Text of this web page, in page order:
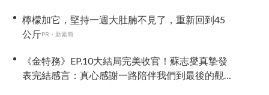
檸檬加它，堅持一週大肚腩不見了，重新回到45
公斤PR・新素簡
《金特務》EP.10大結局完美收官！蘇志燮真摯發
表完結感言：真心感謝一路陪伴我們到最後的觀